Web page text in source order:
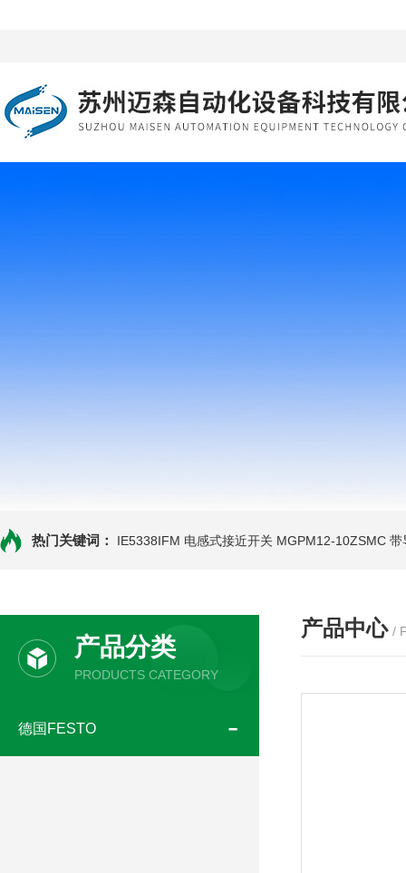
热门关键词： IE5338IFM 电感式接近开关 MGPM12-10ZSMC 带
产品分类
PRODUCTS CATEGORY
德国FESTO
产品中心 /